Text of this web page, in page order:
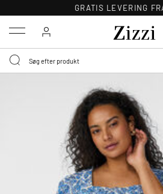
GRATIS LEVERING
Menu